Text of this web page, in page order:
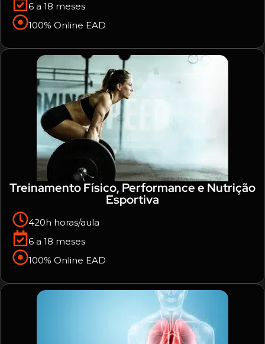
6 a 18 meses
100% Online EAD
Treinamento Físico, Performance e Nutrição
Esportiva
420h horas/aula
6 a 18 meses
100% Online EAD